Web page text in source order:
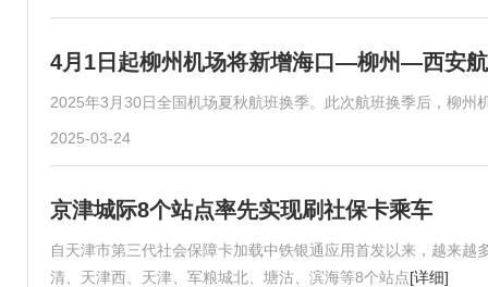
4月1日起柳州机场将新增海口—柳州—西安
2025年3月30日全国机场夏秋航班换季。此次航班换季后，柳州
2025-03-24
京津城际8个站点率先实现刷社保卡乘车
自天津市第三代社会保障卡加载中铁银通应用首发以来，越来
清、天津西、天津、军粮城北、塘沽、滨海等8个站点[详细]